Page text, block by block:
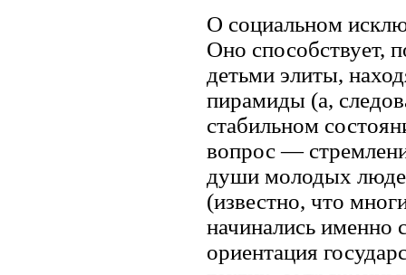
О социальном
Оно способствует,
детьми элиты,
пирамиды (а,
стабильном
вопрос —
души молодых
(известно, что
начинались именно
ориентация